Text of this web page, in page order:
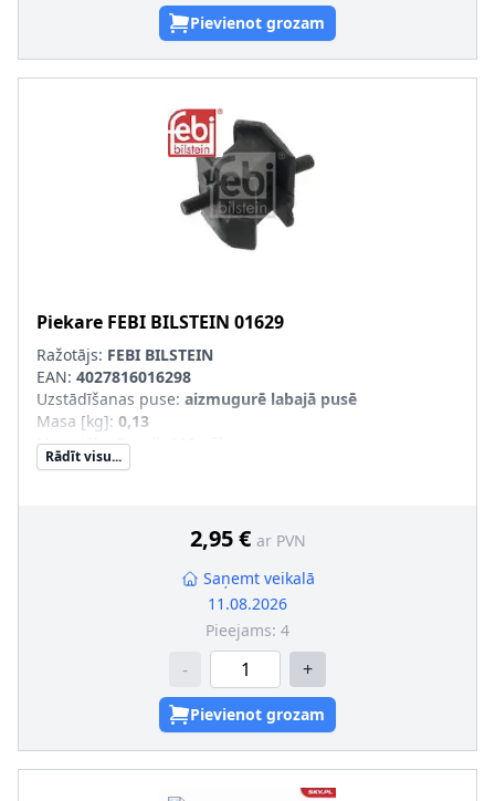
Pievienot grozam
Piekare FEBI BILSTEIN 01629
Ražotājs: FEBI BILSTEIN
EAN: 4027816016298
Uzstādīšanas puse: aizmugurē labajā pusē
Masa [kg]: 0,13
Materiāls:Gumija/ Metāls
Uzstādīšanas veids
Rādīt visu...
2,95 € ar PVN
Saņemt veikalā
11.08.2026
Pieejams: 4
- +
Pievienot grozam